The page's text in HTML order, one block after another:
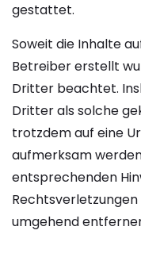
gestattet.
Soweit die Inhalte
Betreiber erstellt
Dritter beachtet.
Dritter als solche
trotzdem auf eine
aufmerksam
entsprechenden
umgehend